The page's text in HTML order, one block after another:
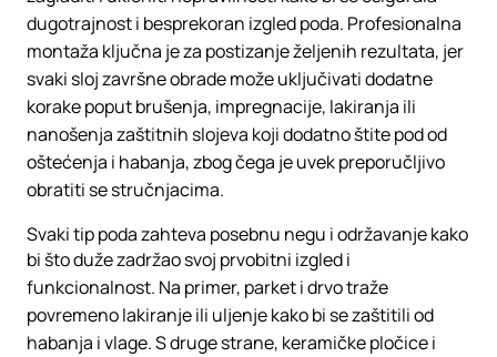
dugotrajnost i besprekoran izgled poda. Profesionalna
montaža ključna je za postizanje željenih rezultata, jer
svaki sloj završne obrade može uključivati dodatne
korake poput brušenja, impregnacije, lakiranja ili
nanošenja zaštitnih slojeva koji dodatno štite pod od
oštećenja i habanja, zbog čega je uvek preporučljivo
obratiti se stručnjacima.
Svaki tip poda zahteva posebnu negu i održavanje kako
bi što duže zadržao svoj prvobitni izgled i
funkcionalnost. Na primer, parket i drvo traže
povremeno lakiranje ili uljenje kako bi se zaštitili od
habanja i vlage. S druge strane, keramičke pločice i